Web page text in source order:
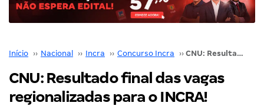
Início ›› Nacional ›› Incra ›› Concurso Incra ›› CNU: Resultado final das vagas regionalizadas para o INCRA!
CNU: Resultado final das vagas
regionalizadas para o INCRA!